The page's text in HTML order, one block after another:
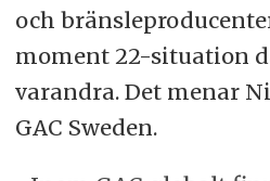
och
moment 22-situation
varandra. Det menar
GAC Sweden.